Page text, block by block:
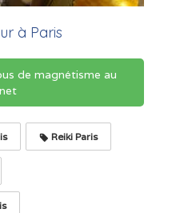
à Paris
de magnétisme au
Reiki Paris